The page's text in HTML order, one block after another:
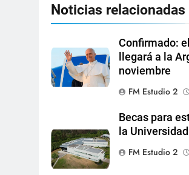
Noticias relacionadas
Confirmado:
llegará a la
noviembre
FM Estudio 2
Becas para
la
FM Estudio 2